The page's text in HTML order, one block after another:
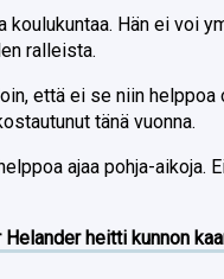
koulukuntaa. Hän ei voi
ralleista.
että ei se niin helppoa
tänä vuonna.
ajaa pohja-aikoja.
Helander heitti kunnon